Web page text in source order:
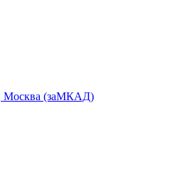
Москва (заМКАД)